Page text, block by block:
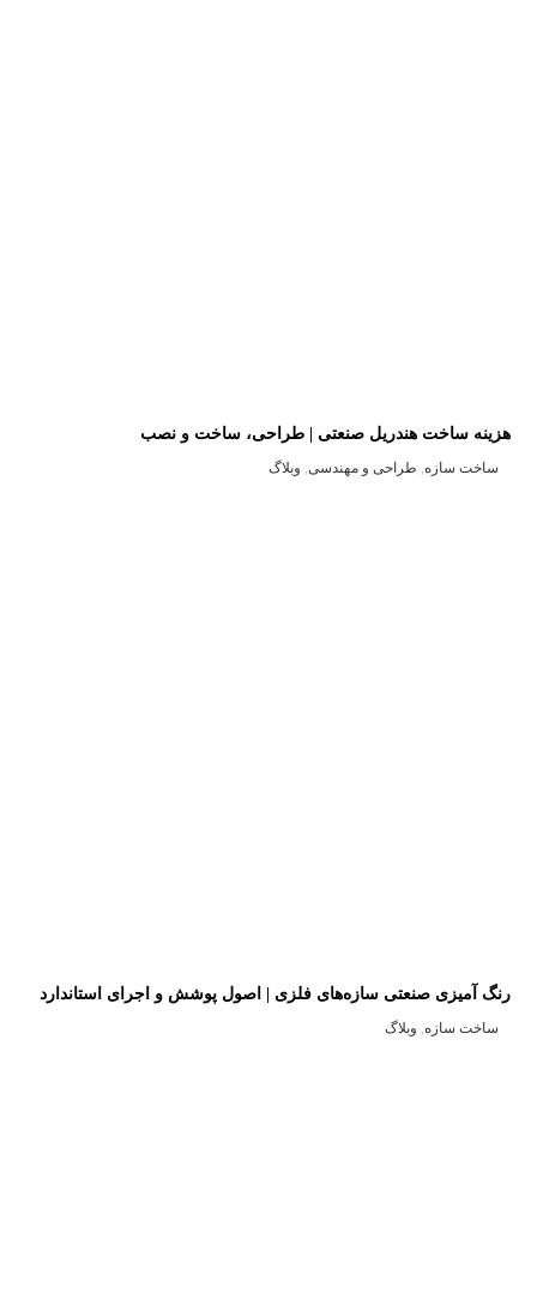
هزینه ساخت هندریل صنعتی | طراحی، ساخت و نصب
ساخت سازه, طراحی و مهندسی, وبلاگ
رنگ‌ آمیزی صنعتی سازه‌های فلزی | اصول پوشش و اجرای استاندارد
ساخت سازه وبلاگ